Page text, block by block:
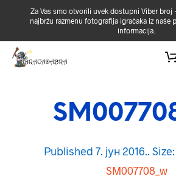
Za Vas smo otvorili uvek dostupni Viber broj
najbržu razmenu fotografija igračaka iz naše
informacija.
Published 7. јун 2016.. Size:
SM007708_w